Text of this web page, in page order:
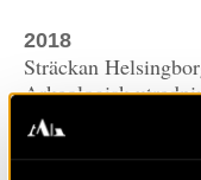
2018
Sträckan
Arkeologisk
Helsingborg och
Bo Friman